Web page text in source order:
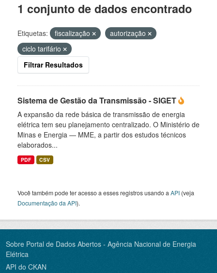
1 conjunto de dados encontrado
Etiquetas: fiscalização
autorização
ciclo tarifário
Filtrar Resultados
Sistema de Gestão da Transmissão - SIGET
A expansão da rede básica de transmissão de energia
elétrica tem seu planejamento centralizado. O Ministério de
Minas e Energia — MME, a partir dos estudos técnicos
elaborados...
PDF CSV
Você também pode ter acesso a esses registros usando a API (veja
Documentação da API).
Sobre Portal de Dados Abertos - Agência Nacional de Energia
Elétrica
API do CKAN